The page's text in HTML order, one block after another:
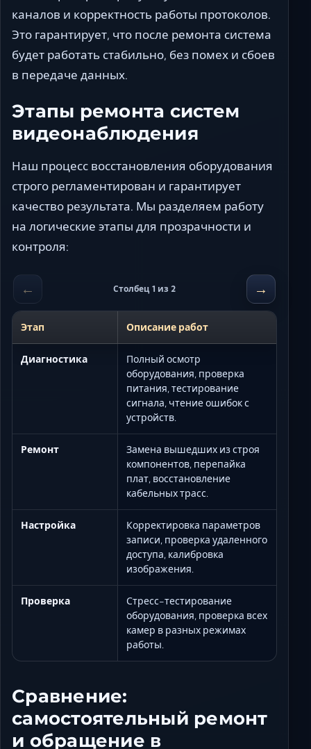
каналов и корректность работы протоколов.
Это гарантирует, что после ремонта система
будет работать стабильно, без помех и сбоев
в передаче данных.
Этапы ремонта систем
видеонаблюдения
Наш процесс восстановления оборудования
строго регламентирован и гарантирует
качество результата. Мы разделяем работу
на логические этапы для прозрачности и
контроля:
← Столбец 1 из 2 →
Этап Описание работ
Диагностика
Полный осмотр
оборудования, проверка
питания, тестирование
сигнала, чтение ошибок с
устройств.
Ремонт
Замена вышедших из строя
компонентов, перепайка
плат, восстановление
кабельных трасс.
Настройка
Корректировка параметров
записи, проверка удаленного
доступа, калибровка
изображения.
Проверка
Стресс-тестирование
оборудования, проверка всех
камер в разных режимах
работы.
Сравнение:
самостоятельный ремонт
и обращение в